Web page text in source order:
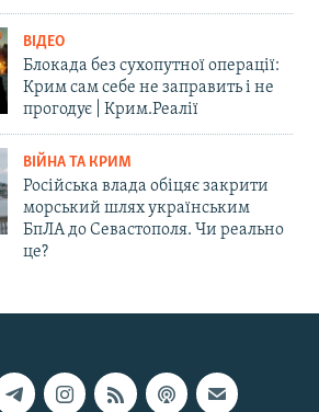
ВІДЕО
Блокада без сухопутної операції:
Крим сам себе не заправить і не
прогодує | Крим.Реалії
ВІЙНА ТА КРИМ
Російська влада обіцяє закрити
морський шлях українським
БпЛА до Севастополя. Чи реально
це?